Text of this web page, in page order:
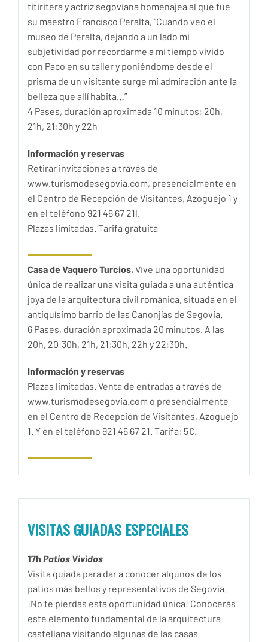
titiritera y actriz segoviana homenajea al que fue
su maestro Francisco Peralta, “Cuando veo el
museo de Peralta, dejando a un lado mi
subjetividad por recordarme a mi tiempo vivido
con Paco en su taller y poniéndome desde el
prisma de un visitante surge mi admiración ante la
belleza que allí habita…”
4 Pases, duración aproximada 10 minutos: 20h,
21h, 21:30h y 22h
Información y reservas
Retirar invitaciones a través de
www.turismodesegovia.com, presencialmente en
el Centro de Recepción de Visitantes, Azoguejo 1 y
en el teléfono 921 46 67 21l.
Plazas limitadas. Tarifa gratuita
Casa de Vaquero Turcios.Vive una oportunidad
única de realizar una visita guiada a una auténtica
joya de la arquitectura civil románica, situada en el
antiquísimo barrio de las Canonjías de Segovia.
6 Pases, duración aproximada 20 minutos. A las
20h, 20:30h, 21h, 21:30h, 22h y 22:30h.
Información y reservas
Plazas limitadas. Venta de entradas a través de
www.turismodesegovia.com o presencialmente
en el Centro de Recepción de Visitantes, Azoguejo
1. Y en el teléfono 921 46 67 21. Tarifa: 5€.
VISITAS GUIADAS ESPECIALES
17h Patios Vividos
Visita guiada para dar a conocer algunos de los
patios más bellos y representativos de Segovia.
¡No te pierdas esta oportunidad única! Conocerás
este elemento fundamental de la arquitectura
castellana visitando algunas de las casas